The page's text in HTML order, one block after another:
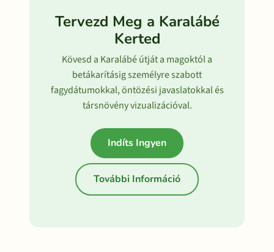
Tervezd Meg a Karalábé
Kerted
Kövesd a Karalábé útját a magoktól a
betákarításig személyre szabott
fagydátumokkal, öntözési javaslatokkal és
társnövény vizualizációval.
Indíts Ingyen
További Információ